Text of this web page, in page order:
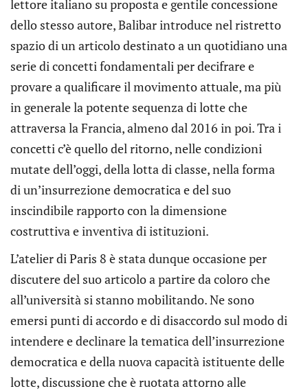
lettore italiano su proposta e gentile concessione
dello stesso autore, Balibar introduce nel ristretto
spazio di un articolo destinato a un quotidiano una
serie di concetti fondamentali per decifrare e
provare a qualificare il movimento attuale, ma più
in generale la potente sequenza di lotte che
attraversa la Francia, almeno dal 2016 in poi. Tra i
concetti c’è quello del ritorno, nelle condizioni
mutate dell’oggi, della lotta di classe, nella forma
di un’insurrezione democratica e del suo
inscindibile rapporto con la dimensione
costruttiva e inventiva di istituzioni.
L’atelier di Paris 8 è stata dunque occasione per
discutere del suo articolo a partire da coloro che
all’università si stanno mobilitando. Ne sono
emersi punti di accordo e di disaccordo sul modo di
intendere e declinare la tematica dell’insurrezione
democratica e della nuova capacità istituente delle
lotte, discussione che è ruotata attorno alle